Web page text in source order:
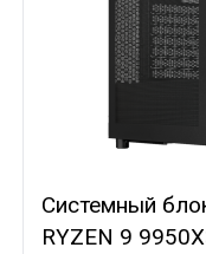
Системный
RYZEN 9